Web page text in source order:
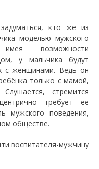
кто же из
моделью мужского
возможности
у мальчика будут
с женщинами. Ведь он
только с мамой,
стремится
требует её
мужского поведения,
обществе.
воспитателя-мужчину